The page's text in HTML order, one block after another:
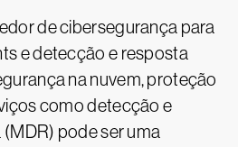
de cibersegurança para
e detecção e resposta
na nuvem, proteção
como detecção e
pode ser uma